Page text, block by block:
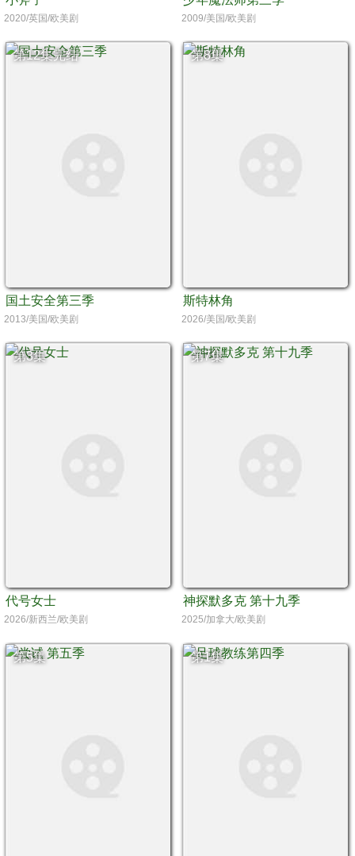
2020/英国/欧美剧 2009/美国/欧美剧
第12集完结
国土安全第三季
2013/美国/欧美剧
第8集
斯特林角
2026/美国/欧美剧
第3集
代号女士
2026/新西兰/欧美剧
第7集
神探默多克 第十九季
2025/加拿大/欧美剧
第5集 第1集